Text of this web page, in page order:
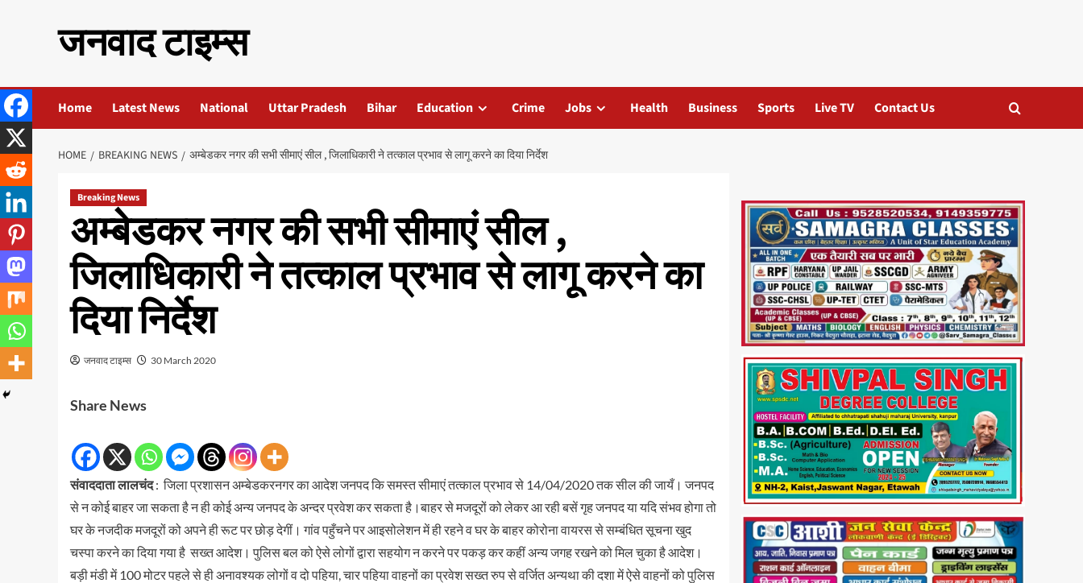
जनवाद टाइम्स
Home Latest News National Uttar Pradesh Bihar Education Crime Jobs Health Business Sports Live TV Contact Us
HOME BREAKING NEWS अम्बेडकर नगर की सभी सीमाएं सील , जिलाधिकारी ने तत्काल प्रभाव से लागू करने का दिया निर्देश
Breaking News
अम्बेडकर नगर की सभी सीमाएं सील ,
जिलाधिकारी ने तत्काल प्रभाव से लागू करने का
दिया निर्देश
जनवाद टाइम्स 30 March 2020
Share News
संवाददाता लालचंद: जिला प्रशासन अम्बेडकरनगर का आदेश जनपद कि समस्त सीमाएं तत्काल प्रभाव से 14/04/2020 तक सील की जायँ। जनपद
से न कोई बाहर जा सकता है न ही कोई अन्य जनपद के अन्दर प्रवेश कर सकता है।बाहर से मजदूरों को लेकर आ रही बसें गृह जनपद या यदि संभव होगा तो
घर के नजदीक मजदूरों को अपने ही रूट पर छोड़ देगीं। गांव पहुँचने पर आइसोलेशन में ही रहने व घर के बाहर कोरोना वायरस से सम्बंधित सूचना खुद
चस्पा करने का दिया गया है सख्त आदेश। पुलिस बल को ऐसे लोगों द्वारा सहयोग न करने पर पकड़ कर कहीं अन्य जगह रखने को मिल चुका है आदेश।
बड़ी मंडी में 100 मोटर पहले से ही अनावश्यक लोगों व दो पहिया, चार पहिया वाहनों का प्रवेश सख्त रुप से वर्जित अन्यथा की दशा में ऐसे वाहनों को पुलिस